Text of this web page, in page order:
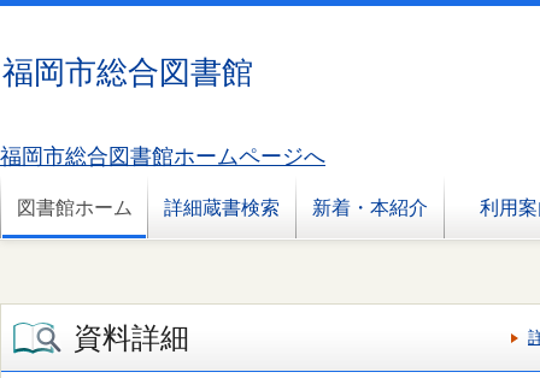
福岡市総合図書館
福岡市総合図書館ホームページへ
図書館ホーム 詳細蔵書検索 新着・本紹介 利用
資料詳細